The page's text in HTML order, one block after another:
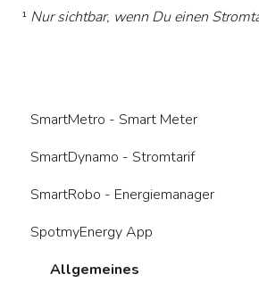
¹ Nur sichtbar, wenn Du einen
SmartMetro - Smart Meter
Was ist ein Smart Meter
Vorteile
Wer kümmert sich um was
Gesetzliche Anforderungen
SmartDynamo - Stromtarif
Was ist ein dynamischer Tarif
Anbieterwechsel
Wie nutze ich den Tarif
SmartRobo - Energiemanager
Was ist ein Energiemanager
Voraussetzungen / Kompatibilitäten
SpotmyEnergy App
Allgemeines